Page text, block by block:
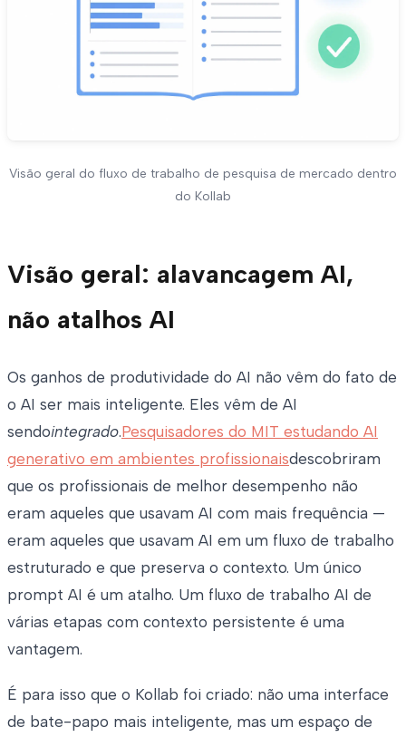
Visão geral do fluxo de trabalho de pesquisa de mercado dentro
do Kollab
Visão geral: alavancagem AI,
não atalhos AI
Os ganhos de produtividade do AI não vêm do fato de
o AI ser mais inteligente. Eles vêm de AI
sendointegrado.Pesquisadores do MIT estudando AI
generativo em ambientes profissionaisdescobriram
que os profissionais de melhor desempenho não
eram aqueles que usavam AI com mais frequência —
eram aqueles que usavam AI em um fluxo de trabalho
estruturado e que preserva o contexto. Um único
prompt AI é um atalho. Um fluxo de trabalho AI de
várias etapas com contexto persistente é uma
vantagem.
É para isso que o Kollab foi criado: não uma interface
de bate-papo mais inteligente, mas um espaço de